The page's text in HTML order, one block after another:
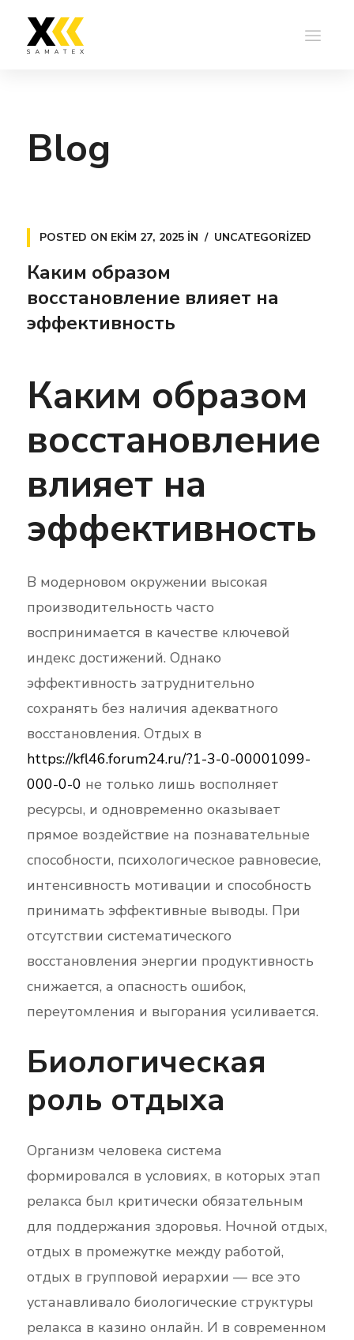
Blog
POSTED ON EKIM 27, 2025IN UNCATEGORIZED
Каким образом
восстановление влияет на
эффективность
Каким образом
восстановление
влияет на
эффективность
В модерновом окружении высокая
производительность часто
воспринимается в качестве ключевой
индекс достижений. Однако
эффективность затруднительно
сохранять без наличия адекватного
восстановления. Отдых в
https://kfl46.forum24.ru/?1-3-0-00001099-
000-0-0 не только лишь восполняет
ресурсы, и одновременно оказывает
прямое воздействие на познавательные
способности, психологическое равновесие,
интенсивность мотивации и способность
принимать эффективные выводы. При
отсутствии систематического
восстановления энергии продуктивность
снижается, а опасность ошибок,
переутомления и выгорания усиливается.
Биологическая
роль отдыха
Организм человека система
формировался в условиях, в которых этап
релакса был критически обязательным
для поддержания здоровья. Ночной отдых,
отдых в промежутке между работой,
отдых в групповой иерархии — все это
устанавливало биологические структуры
релакса в казино онлайн. И в современном